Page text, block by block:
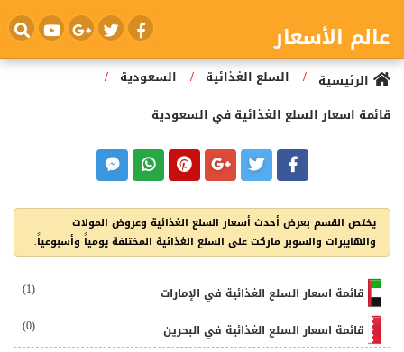
عالم الأسعار
الرئيسية / السلع الغذائية / السعودية /
قائمة اسعار السلع الغذائية في السعودية
يختص القسم بعرض أحدث أسعار السلع الغذائية وعروض المولات
والهايبرات والسوبر ماركت على السلع الغذائية المختلفة يومياً وأسبوعياً.
قائمة اسعار السلع الغذائية في الإمارات (1)
قائمة اسعار السلع الغذائية في البحرين (0)